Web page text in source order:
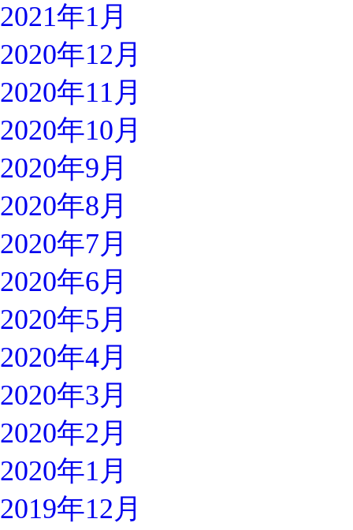
2021年1月
2020年12月
2020年11月
2020年10月
2020年9月
2020年8月
2020年7月
2020年6月
2020年5月
2020年4月
2020年3月
2020年2月
2020年1月
2019年12月